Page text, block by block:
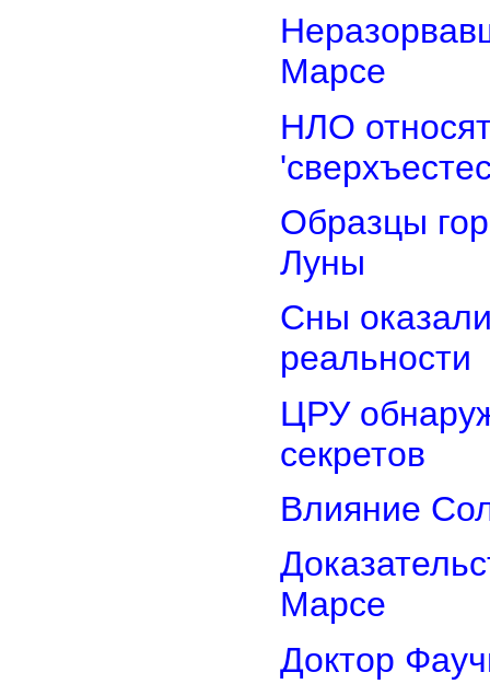
Марсе
НЛО
Образцы
Луны
Сны
реальности
ЦРУ
секретов
Влияние
Марсе
Доктор